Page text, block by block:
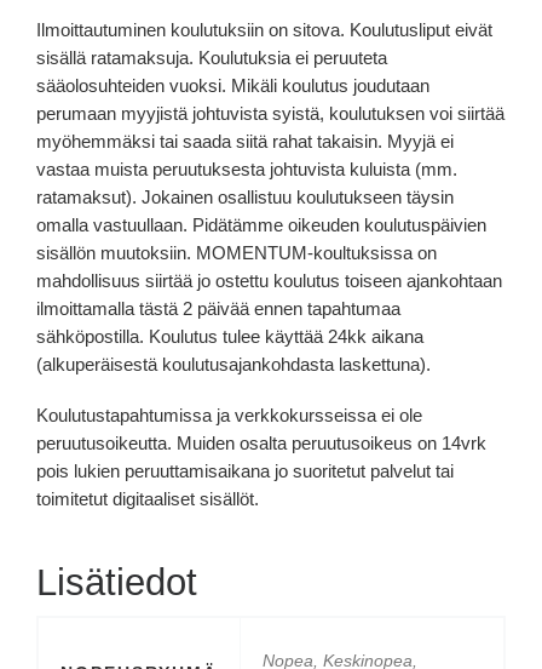
Ilmoittautuminen koulutuksiin on sitova. Koulutusliput eivät
sisällä ratamaksuja. Koulutuksia ei peruuteta
sääolosuhteiden vuoksi. Mikäli koulutus joudutaan
perumaan myyjistä johtuvista syistä, koulutuksen voi siirtää
myöhemmäksi tai saada siitä rahat takaisin. Myyjä ei
vastaa muista peruutuksesta johtuvista kuluista (mm.
ratamaksut). Jokainen osallistuu koulutukseen täysin
omalla vastuullaan. Pidätämme oikeuden koulutuspäivien
sisällön muutoksiin. MOMENTUM-koultuksissa on
mahdollisuus siirtää jo ostettu koulutus toiseen ajankohtaan
ilmoittamalla tästä 2 päivää ennen tapahtumaa
sähköpostilla. Koulutus tulee käyttää 24kk aikana
(alkuperäisestä koulutusajankohdasta laskettuna).
Koulutustapahtumissa ja verkkokursseissa ei ole
peruutusoikeutta. Muiden osalta peruutusoikeus on 14vrk
pois lukien peruuttamisaikana jo suoritetut palvelut tai
toimitetut digitaaliset sisällöt.
Lisätiedot
Nopea, Keskinopea,